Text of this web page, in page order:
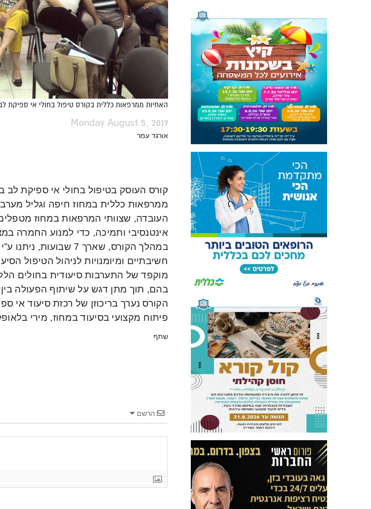
האחיות ממרפאות כללית בקורס טיפול בחולי אי ספיקת
Monday August 5, 2019
אורגד עמר
ממרפאות כללית במחוז חיפה וגליל
אינטנסיבי ותמיכה, כדי למנוע החמרה
במהלך הקורס, שארך 7
חשיבתיים ומיומנויות לניהול הטיפול
מוקפד של התערבות סיעודית בחולים
בהם, תוך מתן דגש על שיתוף הפעולה
הקורס נערך בריכוזן של רכזת סיעוד אי
פיתוח מקצועי בסיעוד במחוז, מירי
שתף
הרשם